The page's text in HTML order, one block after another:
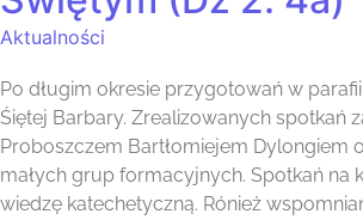
Aktualności
Po długim okresie przygotowań w parafii
Śiętej Barbary. Zrealizowanych spotkań
Proboszczem Bartłomiejem Dylongiem
małych grup formacyjnych. Spotkań na
wiedzę katechetyczną. Rónież